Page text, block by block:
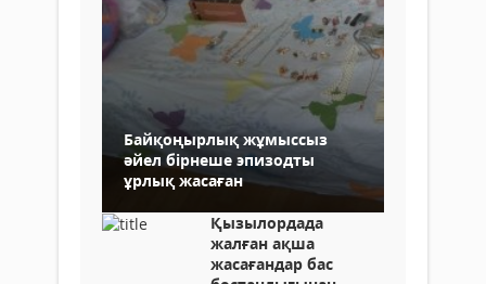
Байқоңырлық жұмыссыз
әйел бірнеше эпизодты
ұрлық жасаған
Қызылордада
жалған ақша
жасағандар бас